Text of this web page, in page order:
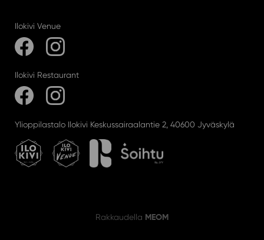
Ilokivi Venue
Ilokivi Restaurant
Ylioppilastalo Ilokivi Keskussairaalantie 2, 40600 Jyväskylä
Rakkaudella MEOM